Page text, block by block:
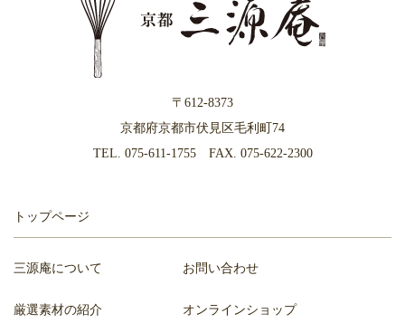
〒612-8373
京都府京都市伏見区毛利町74
TEL. 075-611-1755FAX. 075-622-2300
トップページ
三源庵について
厳選素材の紹介
お問い合わせ
オンラインショップ